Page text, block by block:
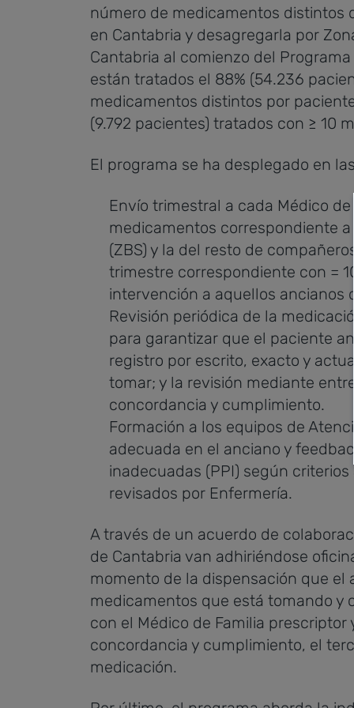
número de medicamentos distintos
en Cantabria y desagregarla por
Cantabria al comienzo del
están tratados el 88% (54.236
medicamentos distintos por
(9.792 pacientes) tratados con ≥ 10
El programa se ha desplegado en
Envío trimestral a cada Médico
medicamentos correspondiente a
(ZBS) y la del resto de
trimestre correspondiente con =
intervención a aquellos
Revisión periódica de la
para garantizar que el paciente
registro por escrito, exacto y
tomar; y la revisión mediante
concordancia y cumplimiento.
Formación a los equipos de
adecuada en el anciano y
inadecuadas (PPI) según
revisados por Enfermería.
A través de un acuerdo de
de Cantabria van adhiriéndose
momento de la dispensación que
medicamentos que está tomando y
con el Médico de Familia
concordancia y cumplimiento, el
medicación.